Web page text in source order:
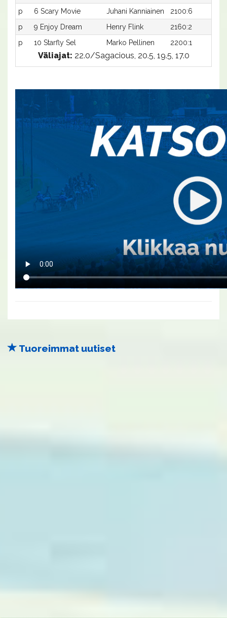
p
6 Scary Movie Juhani Kanniainen 2100:6
p
9 Enjoy Dream Henry Flink 2160:2
p
10 Starfly Sel Marko Pellinen 2200:1
Väliajat: 22.0/Sagacious, 20.5, 19.5, 17.0
Tuoreimmat uutiset